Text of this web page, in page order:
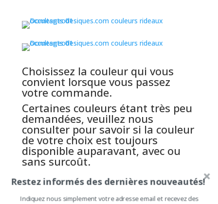
Choisissez la couleur qui vous
convient lorsque vous passez
votre commande.
Certaines couleurs étant très peu
demandées, veuillez nous
consulter pour savoir si la couleur
de votre choix est toujours
disponible auparavant, avec ou
sans surcoût.
Faites une copie d’écran et
indiquez nous la nuance choisie à
l’aide d’une flèche par exemple.
Restez informés des dernières nouveautés!
Indiquez nous simplement votre adresse email et recevez des